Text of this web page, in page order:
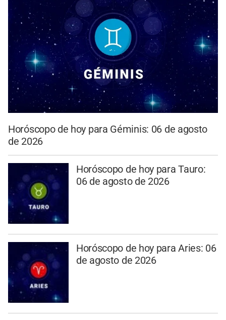
Horóscopo de hoy para Géminis: 06 de agosto
de 2026
Horóscopo de hoy para Tauro:
06 de agosto de 2026
Horóscopo de hoy para Aries: 06
de agosto de 2026